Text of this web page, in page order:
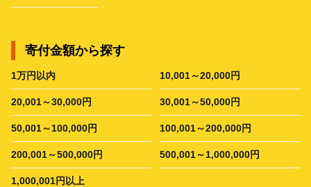
寄付金額から探す
1万円以内 10,001～20,000円
20,001～30,000円 30,001～50,000円
50,001～100,000円 100,001～200,000円
200,001～500,000円 500,001～1,000,000円
1,000,001円以上